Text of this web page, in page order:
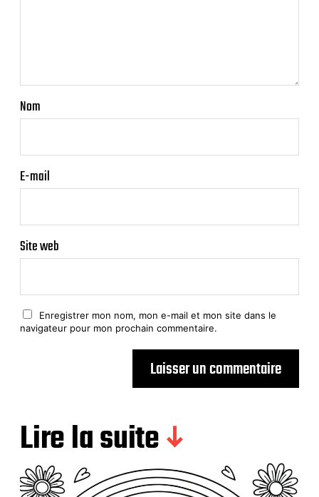
Nom
E-mail
Site web
Enregistrer mon nom, mon e-mail et mon site dans le
navigateur pour mon prochain commentaire.
Lire la suite